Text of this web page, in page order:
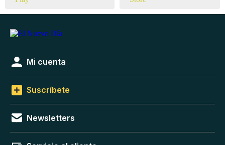
Mi cuenta
Suscríbete
Newsletters